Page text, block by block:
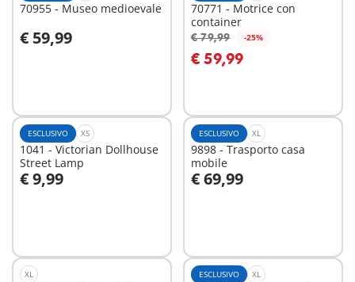
70955 - Museo medioevale
€ 59,99
Aggiungi al carrello
70771 - Motrice con
container
€ 79,99 -25%
€ 59,99
Aggiungi al carrello
ESCLUSIVO XS
1041 - Victorian Dollhouse
Street Lamp
€ 9,99
Aggiungi al carrello
ESCLUSIVO XL
9898 - Trasporto casa
mobile
€ 69,99
Aggiungi al carrello
XL ESCLUSIVO XL